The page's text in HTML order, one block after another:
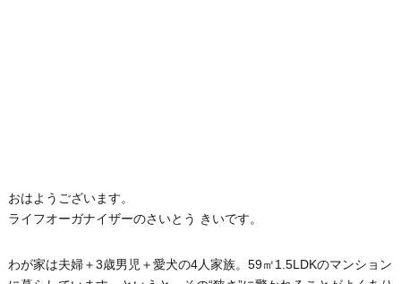
おはようございます。
ライフオーガナイザーのさいとう きいです。
わが家は夫婦＋3歳男児＋愛犬の4人家族。59㎡1.5LDKのマンション